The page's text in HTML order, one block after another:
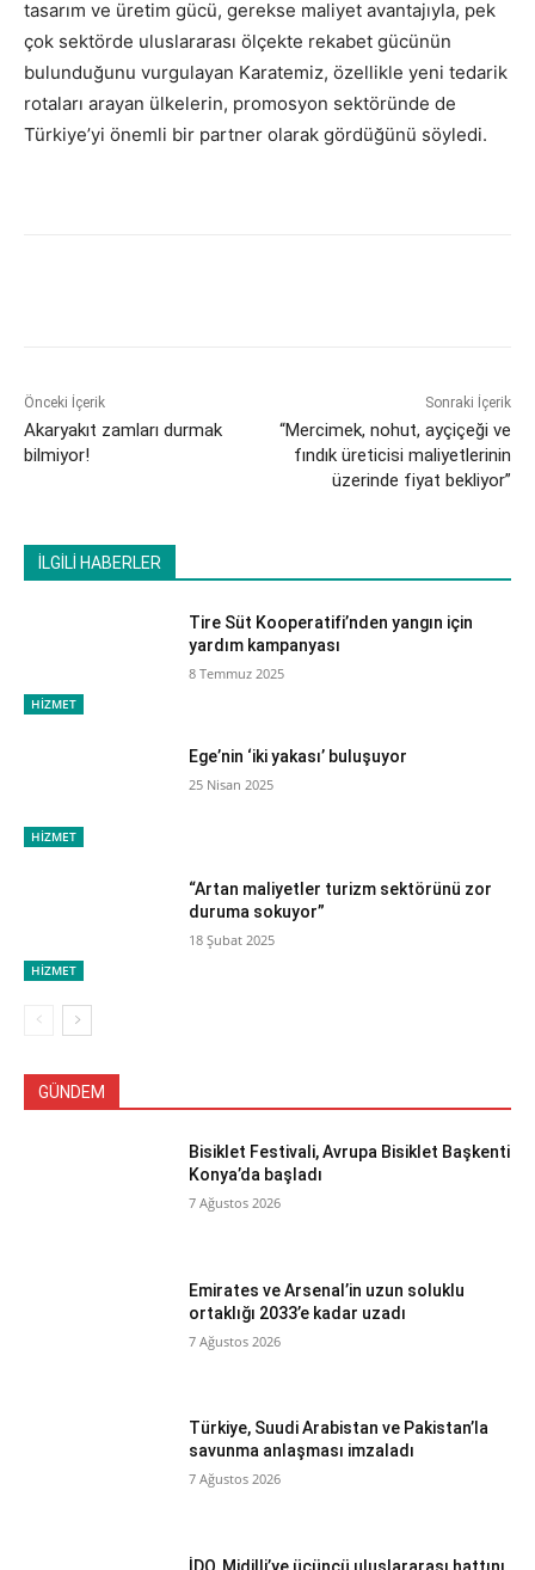
tasarım ve üretim gücü, gerekse maliyet avantajıyla, pek
çok sektörde uluslararası ölçekte rekabet gücünün
bulunduğunu vurgulayan Karatemiz, özellikle yeni tedarik
rotaları arayan ülkelerin, promosyon sektöründe de
Türkiye’yi önemli bir partner olarak gördüğünü söyledi.
Önceki İçerik
Akaryakıt zamları durmak
bilmiyor!
Sonraki İçerik
“Mercimek, nohut, ayçiçeği ve
fındık üreticisi maliyetlerinin
üzerinde fiyat bekliyor”
İLGİLİ HABERLER
HİZMET
Tire Süt Kooperatifi’nden yangın için
yardım kampanyası
8 Temmuz 2025
HİZMET
Ege’nin ‘iki yakası’ buluşuyor
25 Nisan 2025
HİZMET
“Artan maliyetler turizm sektörünü zor
duruma sokuyor”
18 Şubat 2025
GÜNDEM
Bisiklet Festivali, Avrupa Bisiklet Başkenti
Konya’da başladı
7 Ağustos 2026
Emirates ve Arsenal’in uzun soluklu
ortaklığı 2033’e kadar uzadı
7 Ağustos 2026
Türkiye, Suudi Arabistan ve Pakistan’la
savunma anlaşması imzaladı
7 Ağustos 2026